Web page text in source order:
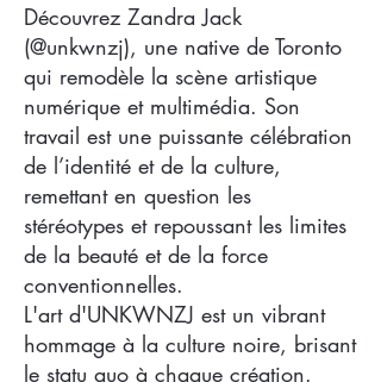
Découvrez Zandra Jack
(@unkwnzj), une native de Toronto
qui remodèle la scène artistique
numérique et multimédia. Son
travail est une puissante célébration
de l’identité et de la culture,
remettant en question les
stéréotypes et repoussant les limites
de la beauté et de la force
conventionnelles.
L'art d'UNKWNZJ est un vibrant
hommage à la culture noire, brisant
le statu quo à chaque création.